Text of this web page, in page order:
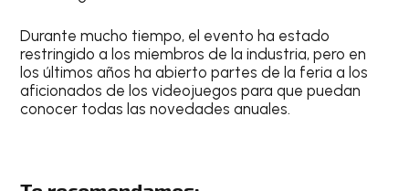
Durante mucho tiempo, el evento ha estado
restringido a los miembros de la industria, pero en
los últimos años ha abierto partes de la feria a los
aficionados de los videojuegos para que puedan
conocer todas las novedades anuales.